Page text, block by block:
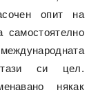
опит на
самостоятелно
тази си цел.
някак